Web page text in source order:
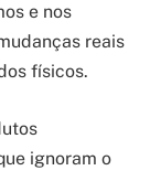
e nos
reais
físicos.
ignoram o